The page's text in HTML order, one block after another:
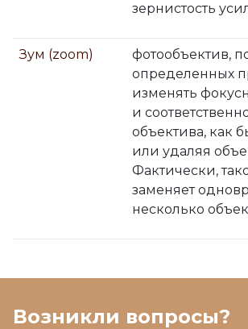
зернистость
Зум (zoom)
фотообъектив,
определенных
изменять
и
объектива, как
или удаляя
Фактически,
заменяет
несколько
Возникли вопросы?